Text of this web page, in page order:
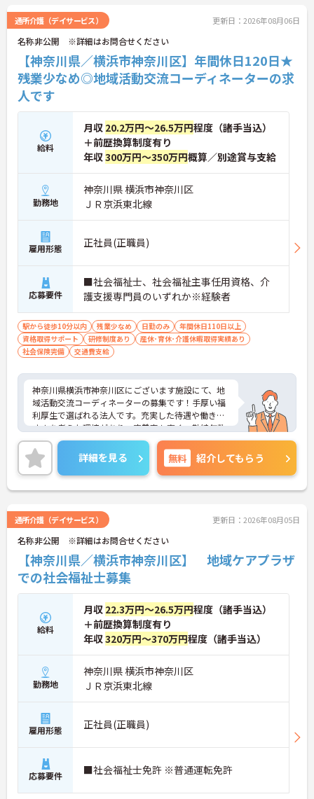
通所介護（デイサービス） 更新日：2026年08月06日
名称非公開 ※詳細はお問合せください
【神奈川県／横浜市神奈川区】年間休日120日★
残業少なめ◎地域活動交流コーディネーターの求
人です
給料
月収 20.2万円～26.5万円程度（諸手当込）
＋前歴換算制度有り
年収300万円～350万円概算／別途賞与支給
勤務地
神奈川県 横浜市神奈川区
ＪＲ京浜東北線
雇用形態 正社員(正職員)
応募要件
■社会福祉士、社会福祉主事任用資格、介
護支援専門員のいずれか※経験者
駅から徒歩10分以内 残業少なめ 日勤のみ
年間休日110日以上
資格取得サポート
研修制度あり
産休･育休･介護休暇取得実績あり
社会保険完備
交通費支給
神奈川県横浜市神奈川区にございます施設にて、地
域活動交流コーディネーターの募集です！手厚い福
利厚生で選ばれる法人です。充実した待遇や働きや
すさを考えた環境があり、定着率も高く、勤続年数
10年以上の社員が多数活躍しています。リフレッシ
ュ休暇や1時間単位の有給も職員がお互いに協力し
あってこの制度を活用しています。働きやすい環境
を皆で作ろうという文化がございます。年間休日12
0日ございまして、お休み多めなので、プライベート
ご興味のある方は、マイナビ介護職までお問い合わ
せください。
詳細を見る 無料 紹介してもらう
通所介護（デイサービス） 更新日：2026年08月05日
名称非公開 ※詳細はお問合せください
【神奈川県／横浜市神奈川区】 地域ケアプラザ
での社会福祉士募集
給料
月収 22.3万円～26.5万円程度（諸手当込）
＋前歴換算制度有り
年収320万円～370万円程度（諸手当込）
勤務地
神奈川県 横浜市神奈川区
ＪＲ京浜東北線
雇用形態 正社員(正職員)
応募要件 ■社会福祉士免許 ※普通運転免許